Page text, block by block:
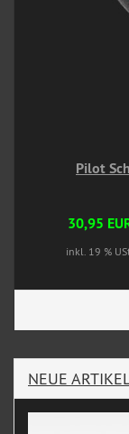
Pilot
30,95
inkl. 19 %
NEUE